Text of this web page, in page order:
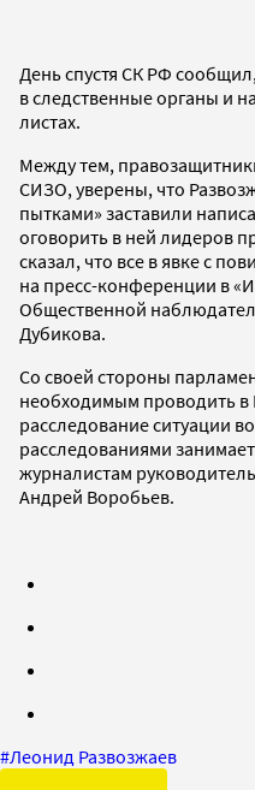
День спустя СК РФ
в следственные органы и
листах.
Между тем,
СИЗО, уверены, что
пытками» заставили
оговорить в ней лидеров
сказал, что все в явке с
на пресс-конференции в
Общественной
Дубикова.
Со своей стороны
необходимым проводить в
расследование ситуации
расследованиями
журналистам
Андрей Воробьев.
#Леонид Развозжаев